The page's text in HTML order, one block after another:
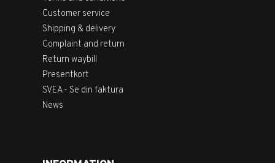
Customer service
Shipping & delivery
Complaint and return
Return waybill
Presentkort
SVEA - Se din faktura
News